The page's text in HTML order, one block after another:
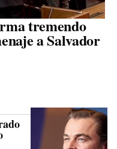
tremendo
a Salvador